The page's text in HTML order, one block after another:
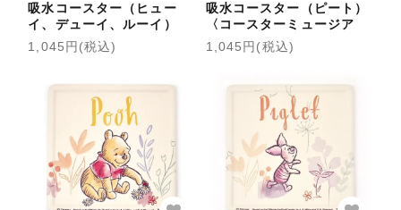
吸水コースター（ヒュー
イ、デューイ、ルーイ）
〈コースターミュージア
ム〉
1,045円(税込)
吸水コースター（ピート）
〈コースターミュージア
ム〉
1,045円(税込)